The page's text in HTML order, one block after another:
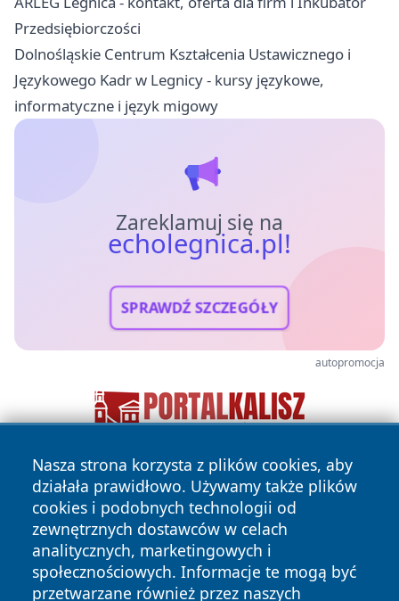
Przedsiębiorczości
Dolnośląskie Centrum Kształcenia Ustawicznego i
Językowego Kadr w Legnicy - kursy językowe,
informatyczne i język migowy
Zareklamuj się na
echolegnica.pl!
SPRAWDŹ SZCZEGÓŁY
autopromocja
Nasza strona korzysta z plików cookies, aby
działała prawidłowo. Używamy także plików
cookies i podobnych technologii od
zewnętrznych dostawców w celach
analitycznych, marketingowych i
społecznościowych. Informacje te mogą być
przetwarzane również przez naszych
Copyright © 2026 echolegnica.pl Wszystkie prawa